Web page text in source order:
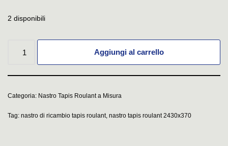
2 disponibili
Aggiungi al carrello
Categoria: Nastro Tapis Roulant a Misura
Tag: nastro di ricambio tapis roulant, nastro tapis roulant 2430x370